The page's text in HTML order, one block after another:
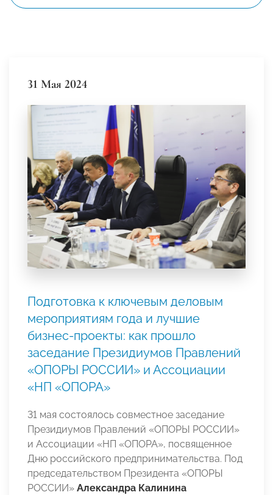
31 Мая 2024
Подготовка к ключевым деловым
мероприятиям года и лучшие
бизнес-проекты: как прошло
заседание Президиумов Правлений
«ОПОРЫ РОССИИ» и Ассоциации
«НП «ОПОРА»
31 мая состоялось совместное заседание
Президиумов Правлений «ОПОРЫ РОССИИ»
и Ассоциации «НП «ОПОРА», посвященное
Дню российского предпринимательства. Под
председательством Президента «ОПОРЫ
РОССИИ» Александра Калинина